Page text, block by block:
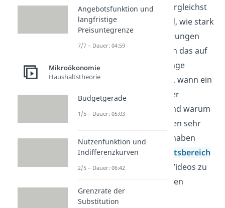
und Nachfrage. Du vergleichst
in diesem Themenfeld, wie stark
Käufer auf Preisänderungen
reagieren und wie sich das auf
die nachgefragte Menge
auswirkt. So wird klar, wann ein
Gut preiselastisch oder
preisunelastisch ist und warum
kleine Preisänderungen sehr
verschiedene Folgen haben
können. ImWirtschaftsbereich
findest du passende Videos zu
diesem und verwandten
Themen.
Angebotsfunktion und
langfristige
Preisuntegrenze
7/7 – Dauer: 04:59
Mikroökonomie
Haushaltstheorie
Budgetgerade
1/5 – Dauer: 05:03
Nutzenfunktion und
Indifferenzkurven
2/5 – Dauer: 06:42
Grenzrate der
Substitution